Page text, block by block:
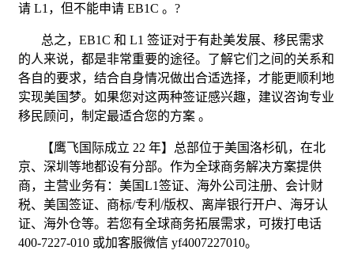
请 L1 ，但不能申请 EB1C 。 ?
总之，EB1C和 L1签证对于有赴美发展、移民需求
的人来说，都是非常重要的途径。了解它们之间的关系和
各自的要求，结合自身情况做出合适选择，才能更顺利地
实现美国梦。如果您对这两种签证感兴趣，建议咨询专业
移民顾问，制定最适合您的方案 。
【鹰飞国际成立 22年】总部位于美国洛杉矶，在北
京、深圳等地都设有分部。作为全球商务解决方案提供
商，主营业务有：美国L1签证、海外公司注册、会计财
税、美国签证、商标/专利 /版权、离岸银行开户、海牙认
证、海外仓等。若您有全球商务拓展需求，可拨打电话
400-7227-010 或加客服微信 yf4007227010。